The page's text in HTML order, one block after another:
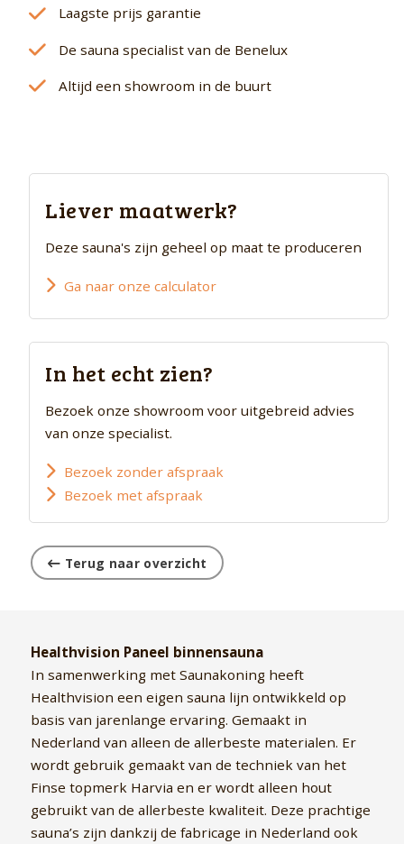
Laagste prijs garantie
De sauna specialist van de Benelux
Altijd een showroom in de buurt
Liever maatwerk?
Deze sauna's zijn geheel op maat te produceren
Ga naar onze calculator
In het echt zien?
Bezoek onze showroom voor uitgebreid advies
van onze specialist.
Bezoek zonder afspraak
Bezoek met afspraak
Terug naar overzicht
Healthvision Paneel binnensauna
In samenwerking met Saunakoning heeft
Healthvision een eigen sauna lijn ontwikkeld op
basis van jarenlange ervaring. Gemaakt in
Nederland van alleen de allerbeste materialen. Er
wordt gebruik gemaakt van de techniek van het
Finse topmerk Harvia en er wordt alleen hout
gebruikt van de allerbeste kwaliteit. Deze prachtige
sauna’s zijn dankzij de fabricage in Nederland ook